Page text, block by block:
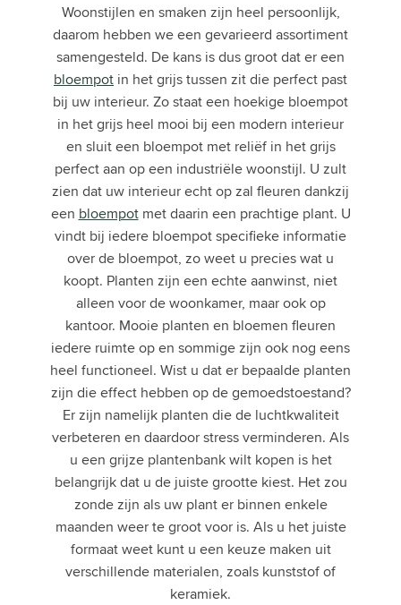
Woonstijlen en smaken zijn heel persoonlijk,
daarom hebben we een gevarieerd assortiment
samengesteld. De kans is dus groot dat er een
bloempot in het grijs tussen zit die perfect past
bij uw interieur. Zo staat een hoekige bloempot
in het grijs heel mooi bij een modern interieur
en sluit een bloempot met reliëf in het grijs
perfect aan op een industriële woonstijl. U zult
zien dat uw interieur echt op zal fleuren dankzij
een bloempotmet daarin een prachtige plant. U
vindt bij iedere bloempot specifieke informatie
over de bloempot, zo weet u precies wat u
koopt. Planten zijn een echte aanwinst, niet
alleen voor de woonkamer, maar ook op
kantoor. Mooie planten en bloemen fleuren
iedere ruimte op en sommige zijn ook nog eens
heel functioneel. Wist u dat er bepaalde planten
zijn die effect hebben op de gemoedstoestand?
Er zijn namelijk planten die de luchtkwaliteit
verbeteren en daardoor stress verminderen. Als
u een grijze plantenbank wilt kopen is het
belangrijk dat u de juiste grootte kiest. Het zou
zonde zijn als uw plant er binnen enkele
maanden weer te groot voor is. Als u het juiste
formaat weet kunt u een keuze maken uit
verschillende materialen, zoals kunststof of
keramiek.